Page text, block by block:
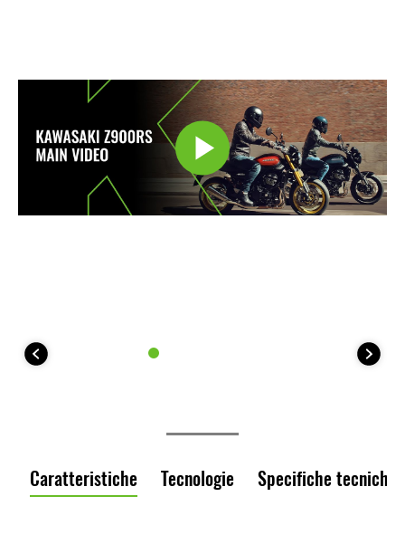
Caratteristiche Tecnologie Specifiche tecniche